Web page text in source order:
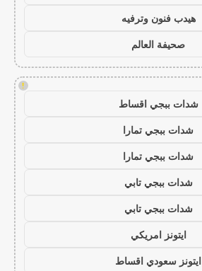
هيدب فنون وترفيه
صحيفة العالم
!
شدات ببجي اقساط
شدات ببجي تمارا
شدات ببجي تمارا
شدات ببجي تابي
شدات ببجي تابي
ايتونز امريكي
ايتونز سعودي اقساط